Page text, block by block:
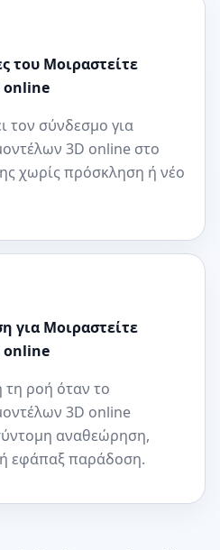
του Μοιραστείτε
online
τον σύνδεσμο για
3D online στο
χωρίς πρόσκληση ή νέο
για Μοιραστείτε
online
τη ροή όταν το
3D online
αναθεώρηση,
εφάπαξ παράδοση.